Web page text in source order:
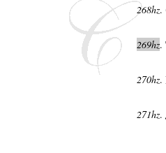
268hz.
269hz.
270hz.
271hz.